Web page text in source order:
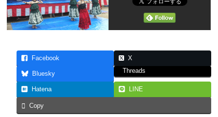
Facebook X
Bluesky Threads
Hatena LINE
Copy